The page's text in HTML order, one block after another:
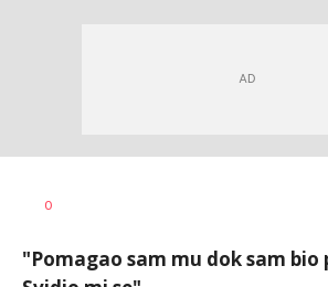
AUTOR
0
"Pomagao sam mu dok sam bio